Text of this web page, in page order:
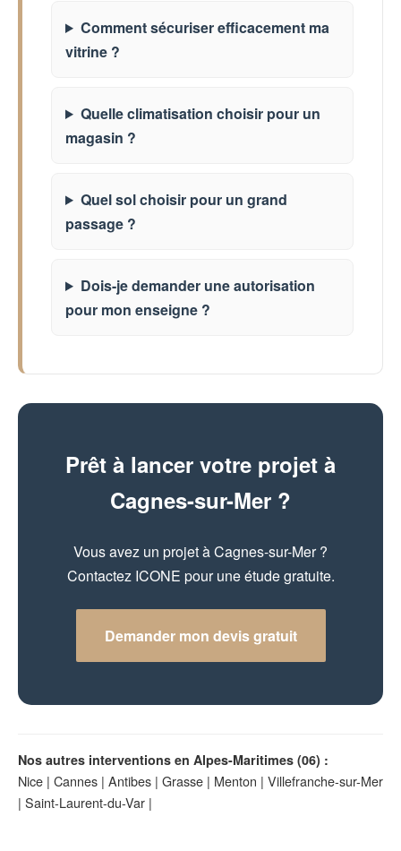
Comment sécuriser efficacement ma
vitrine ?
Quelle climatisation choisir pour un
magasin ?
Quel sol choisir pour un grand
passage ?
Dois-je demander une autorisation
pour mon enseigne ?
Prêt à lancer votre projet à
Cagnes-sur-Mer ?
Vous avez un projet à Cagnes-sur-Mer ?
Contactez ICONE pour une étude gratuite.
Demander mon devis gratuit
Nos autres interventions en Alpes-Maritimes (06) :
Nice | Cannes | Antibes | Grasse | Menton | Villefranche-sur-Mer
| Saint-Laurent-du-Var |